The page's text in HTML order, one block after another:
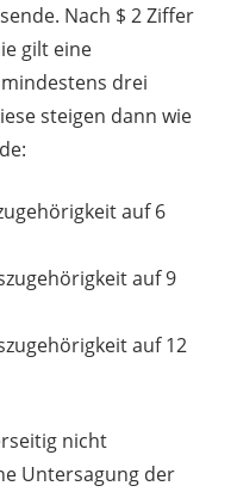
Nach $ 2 Ziffer
gilt eine
drei
steigen dann wie
auf 6
auf 9
auf 12
nicht
Untersagung der